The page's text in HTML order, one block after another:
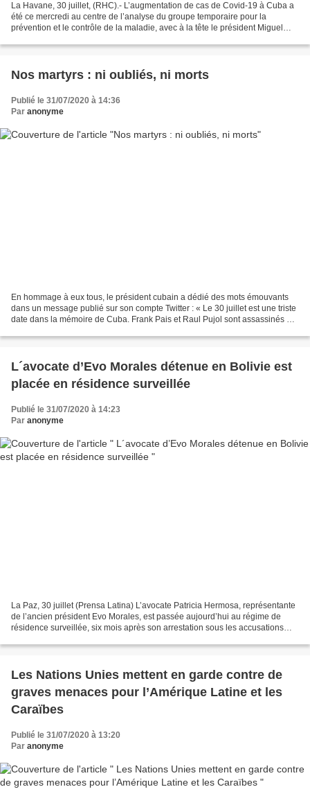
La Havane, 30 juillet, (RHC).- L’augmentation de cas de Covid-19 à Cuba a
été ce mercredi au centre de l’analyse du groupe temporaire pour la
prévention et le contrôle de la maladie, avec à la tête le président Miguel
Nos martyrs : ni oubliés, ni morts
Publié le 31/07/2020 à 14:36
Par anonyme
En hommage à eux tous, le président cubain a dédié des mots émouvants
dans un message publié sur son compte Twitter : « Le 30 juillet est une triste
date dans la mémoire de Cuba. Frank Pais et Raul Pujol sont assassinés à
L´avocate d’Evo Morales détenue en Bolivie est
placée en résidence surveillée
Publié le 31/07/2020 à 14:23
Par anonyme
La Paz, 30 juillet (Prensa Latina) L’avocate Patricia Hermosa, représentante
de l’ancien président Evo Morales, est passée aujourd’hui au régime de
résidence surveillée, six mois après son arrestation sous les accusations
Les Nations Unies mettent en garde contre de
graves menaces pour l’Amérique Latine et les
Caraïbes
Publié le 31/07/2020 à 13:20
Par anonyme